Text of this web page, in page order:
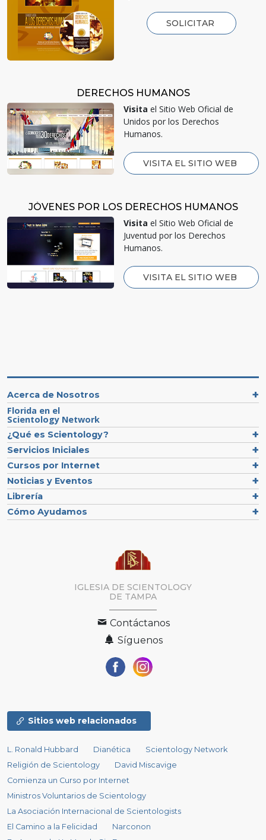
SOLICITAR
DERECHOS HUMANOS
Visita el Sitio Web Oficial de
Unidos por los Derechos
Humanos.
VISITA EL SITIO WEB
JÓVENES POR LOS DERECHOS HUMANOS
Visita el Sitio Web Oficial de
Juventud por los Derechos
Humanos.
VISITA EL SITIO WEB
Acerca de Nosotros
Florida en el
Scientology Network
¿Qué es Scientology?
Servicios Iniciales
Cursos por Internet
Noticias y Eventos
Librería
Cómo Ayudamos
IGLESIA DE SCIENTOLOGY
DE TAMPA
Contáctanos
Síguenos
Sitios web relacionados
L. Ronald Hubbard Dianética
Scientology Network
Religión de Scientology
David Miscavige
Comienza un Curso por Internet
Ministros Voluntarios de Scientology
La Asociación Internacional de Scientologists
El Camino a la Felicidad
Narconon